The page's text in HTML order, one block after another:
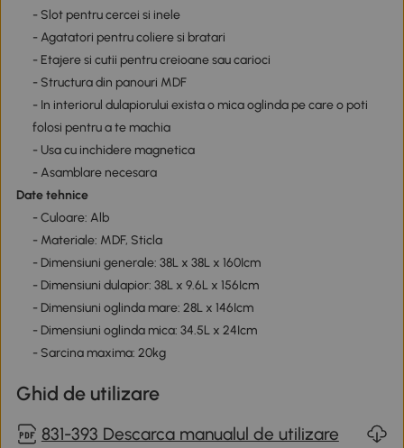
- Slot pentru cercei si inele
- Agatatori pentru coliere si bratari
- Etajere si cutii pentru creioane sau carioci
- Structura din panouri MDF
- In interiorul dulapiorului exista o mica oglinda pe care o poti
folosi pentru a te machia
- Usa cu inchidere magnetica
- Asamblare necesara
Date tehnice
- Culoare: Alb
- Materiale: MDF, Sticla
- Dimensiuni generale: 38L x 38L x 160Icm
- Dimensiuni dulapior: 38L x 9.6L x 156Icm
- Dimensiuni oglinda mare: 28L x 146Icm
- Dimensiuni oglinda mica: 34.5L x 24Icm
- Sarcina maxima: 20kg
Ghid de utilizare
831-393 Descarca manualul de utilizare